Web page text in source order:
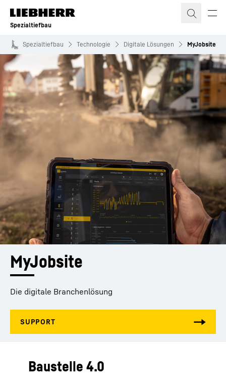
Zum Inhalt springen
Spezialtiefbau
Spezialtiefbau Technologie Digitale Lösungen MyJobsite
MyJobsite
Die digitale Branchenlösung
Baustelle 4.0